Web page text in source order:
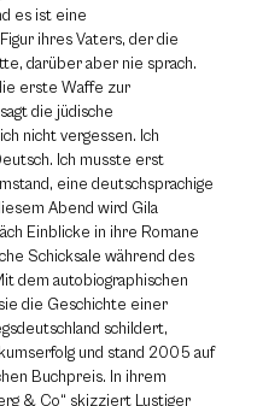
es ist eine
ihres Vaters, der die
darüber aber nie sprach.
erste Waffe zur
die jüdische
nicht vergessen. Ich
Ich musste erst
eine deutschsprachige
Abend wird Gila
Einblicke in ihre Romane
Schicksale während des
dem autobiographischen
die Geschichte einer
schildert,
und stand 2005 auf
Buchpreis. In ihrem
& Co“ skizziert Lustiger